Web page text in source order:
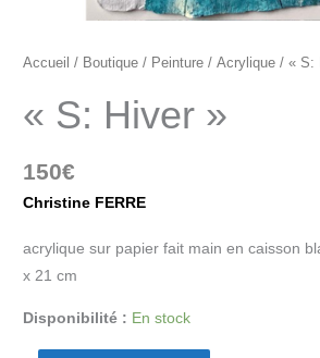
Accueil / Boutique / Peinture /Acrylique / « S:
« S: Hiver »
150€
Christine FERRE
acrylique sur papier fait main en caisson
x 21 cm
Disponibilité : En stock